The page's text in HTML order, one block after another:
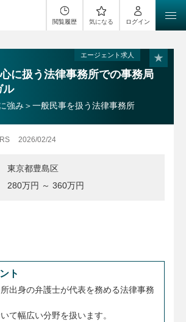
閲覧履歴 気になる ログイン
エージェント求人
に扱う法律事務所での事務局
ル
強み＞一般民事を扱う法律事務所
2026/02/24
東京都豊島区
280万円 ～ 360万円
ト
所出身の弁護士が代表を務める法律事務
て幅広い分野を扱います。